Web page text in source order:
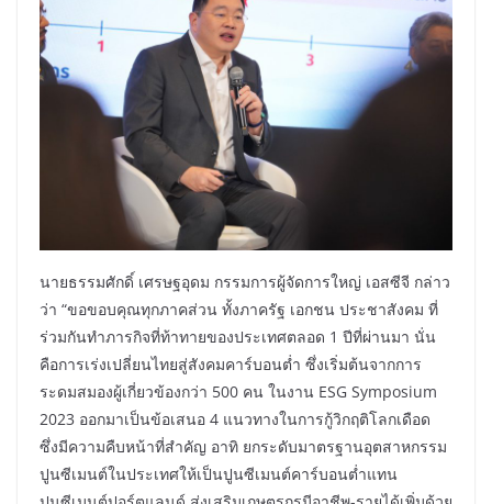
นายธรรมศักดิ์ เศรษฐอุดม กรรมการผู้จัดการใหญ่ เอสซีจี กล่าว
ว่า “ขอขอบคุณทุกภาคส่วน ทั้งภาครัฐ เอกชน ประชาสังคม ที่
ร่วมกันทำภารกิจที่ท้าทายของประเทศตลอด 1 ปีที่ผ่านมา นั่น
คือการเร่งเปลี่ยนไทยสู่สังคมคาร์บอนต่ำ ซึ่งเริ่มต้นจากการ
ระดมสมองผู้เกี่ยวข้องกว่า 500 คน ในงาน ESG Symposium
2023 ออกมาเป็นข้อเสนอ 4 แนวทางในการกู้วิกฤติโลกเดือด
ซึ่งมีความคืบหน้าที่สำคัญ อาทิ ยกระดับมาตรฐานอุตสาหกรรม
ปูนซีเมนต์ในประเทศให้เป็นปูนซีเมนต์คาร์บอนต่ำแทน